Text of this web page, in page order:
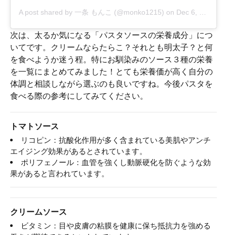
A post shared by 一条 もんこ (@monko1215) on Dec 6, 2018 at 4:46pm PST
次は、太るか気になる「パスタソースの栄養成分」につ
いてです。クリームならたらこ？それとも明太子？と何
を食べようか迷う程。特にお馴染みのソース３種の栄養
を一覧にまとめてみました！とても栄養価が高く自分の
体調と相談しながら選ぶのも良いですね。今後パスタを
食べる際の参考にしてみてください。
トマトソース
リコピン：抗酸化作用が多く含まれている美肌やアンチ
エイジング効果があるとされています。
ポリフェノール：血管を強くし動脈硬化を防ぐような効
果があると言われています。
クリームソース
ビタミン：目や皮膚の粘膜を健康に保ち抵抗力を強める